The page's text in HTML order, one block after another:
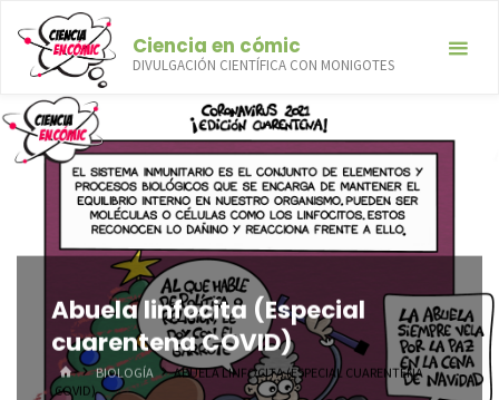
contenido
Ciencia en cómic
DIVULGACIÓN CIENTÍFICA CON MONIGOTES
Abuela linfocita (Especial
cuarentena COVID)
INICIOBIOLOGÍA
ABUELA LINFOCITA (ESPECIAL CUARENTENA
COVID)